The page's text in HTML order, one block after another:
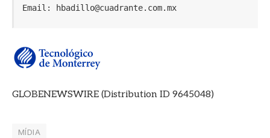
Email: hbadillo@cuadrante.com.mx
GLOBENEWSWIRE (Distribution ID 9645048)
MÍDIA